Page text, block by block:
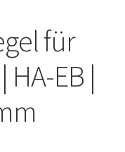
für
HA-EB |